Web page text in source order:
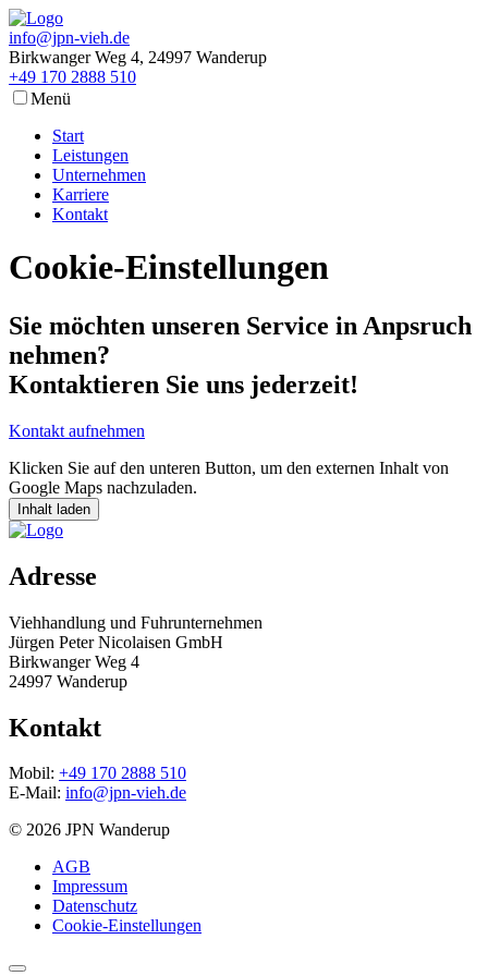
info@jpn-vieh.de
Birkwanger Weg 4, 24997 Wanderup
+49 170 2888 510
Menü
Start
Leistungen
Unternehmen
Karriere
Kontakt
Cookie-Einstellungen
Sie möchten unseren Service in Anpsruch
nehmen?
Kontaktieren Sie uns jederzeit!
Kontakt aufnehmen
Klicken Sie auf den unteren Button, um den externen Inhalt von
Google Maps nachzuladen.
Inhalt laden
Adresse
Viehhandlung und Fuhrunternehmen
Jürgen Peter Nicolaisen GmbH
Birkwanger Weg 4
24997 Wanderup
Kontakt
Mobil: +49 170 2888 510
E-Mail: info@jpn-vieh.de
© 2026 JPN Wanderup
AGB
Impressum
Datenschutz
Cookie-Einstellungen